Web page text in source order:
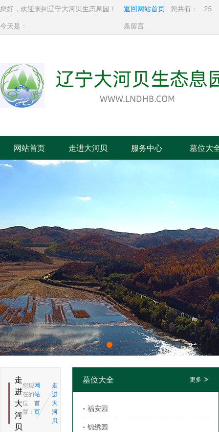
您好，欢迎来到辽宁大河贝生态息园！
今天是：
返回网站首页 您共有： 25
条留言
网站首页 走进大河贝 服务中心 墓位大
走
进
大
河
贝
您现
在的
位
置：
网
站
首
页
走
进
大
河
贝
墓位大全 更多
福安园
锦绣园